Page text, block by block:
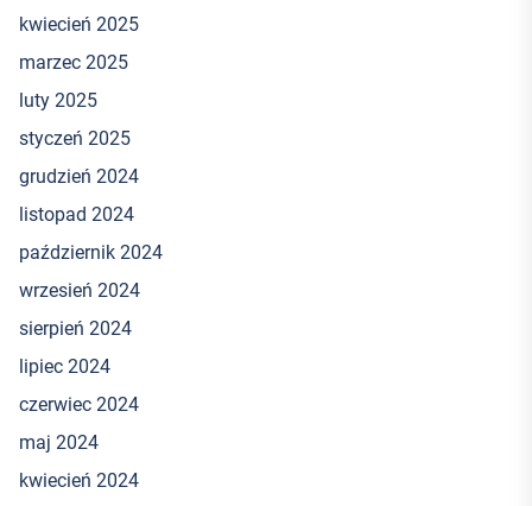
kwiecień 2025
marzec 2025
luty 2025
styczeń 2025
grudzień 2024
listopad 2024
październik 2024
wrzesień 2024
sierpień 2024
lipiec 2024
czerwiec 2024
maj 2024
kwiecień 2024